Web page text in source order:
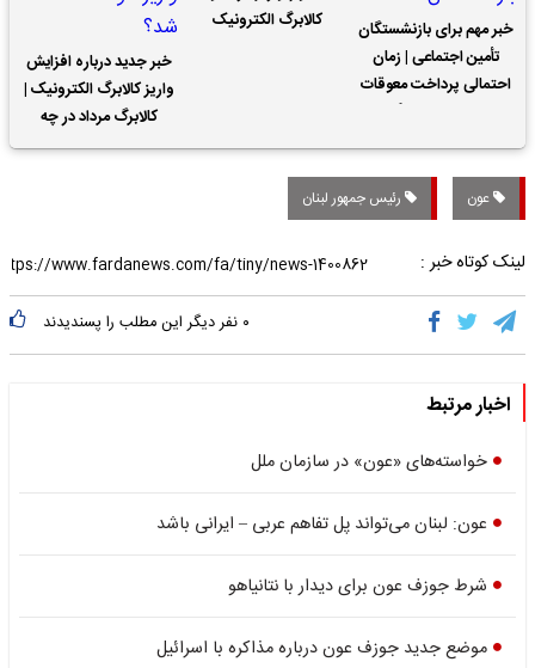
خبر مهم برای بازنشستگان
تأمین اجتماعی | زمان
احتمالی پرداخت معوقات
کالابرگ الکترونیک
خبر جدید درباره افزایش
واریز کالابرگ الکترونیک |
کالابرگ مرداد در چه
تاریخی واریز خواهد شد؟
عون رئیس جمهور لبنان
لینک کوتاه خبر :
۰ نفر دیگر این مطلب را پسندیدند
اخبار مرتبط
خواسته‌های «عون» در سازمان ملل
عون: لبنان می‌تواند پل تفاهم عربی – ایرانی باشد
شرط جوزف عون برای دیدار با نتانیاهو
موضع جدید جوزف عون درباره مذاکره با اسرائیل